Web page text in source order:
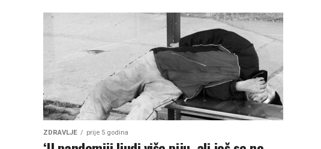
ZDRAVLJE prije 5 godina